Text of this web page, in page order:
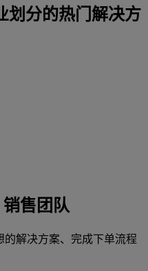
划分的热门解决方
销售团队
解决方案、完成下单流程